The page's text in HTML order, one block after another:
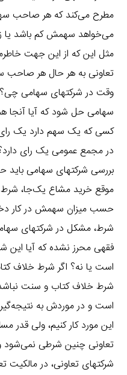
مطرح می‌کند که هر صاحب
می‌خواهد سهمش کم باشد یا
مثل این که از این جهت
تعاونی به هر حال هر
وقت در شرکتهای سهامی‌ چی؟
سهامی حل شود که آیا
کسی که یک سهم دارد یک
در مجمع عمومی یک رای
بررسی شرکتهای سهامی باید
موقع خرید مشاع یک‌جا،
حسب میزان سهمش در کار
شرط، مشکل در شرکتهای
فقهی محرز نشده که آیا
است یا نه؟ اگر شرط خلاف
شرط خلاف کتاب و سنت
است و در موردش به
این مورد کار کنیم، ولی قدر
تعاونی چنین شرطی نمی‌شود
شرکتهای تعاونی، در